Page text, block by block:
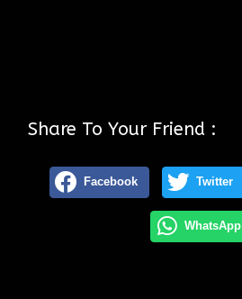
Share To Your Friend :
Facebook Twitter
WhatsApp